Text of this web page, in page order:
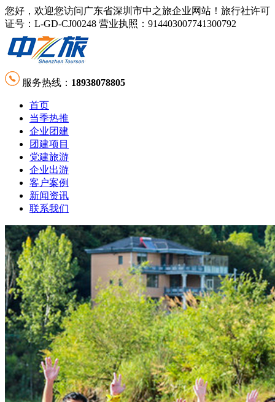
您好，欢迎您访问广东省深圳市中之旅企业网站！旅行社许可
证号：L-GD-CJ00248 营业执照：914403007741300792
服务热线： 18938078805
首页
当季热推
企业团建
团建项目
党建旅游
企业出游
客户案例
新闻资讯
联系我们